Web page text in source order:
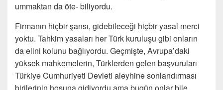
ummaktan da öte- biliyordu.
Firmanın hiçbir şansı, gidebileceği hiçbir yasal merci
yoktu. Tahkim yasaları her Türk kuruluşu gibi onların
da elini kolunu bağlıyordu. Geçmişte, Avrupa’daki
yüksek mahkemelerin, Türklerden gelen başvuruları
Türkiye Cumhuriyeti Devleti aleyhine sonlandırması